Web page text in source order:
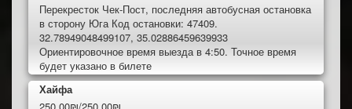
Перекресток Чек-Пост, последняя автобусная остановка
в сторону Юга Код остановки: 47409.
32.78949048499107, 35.02886459639933
Ориентировочное время выезда в 4:50. Точное время
будет указано в билете
Хайфа
250.00₪/250.00₪